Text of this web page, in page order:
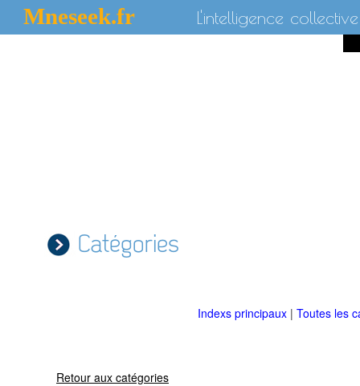
Mneseek.fr L'intelligence collective
Catégories
Indexs principaux | Toutes les
Retour aux catégories